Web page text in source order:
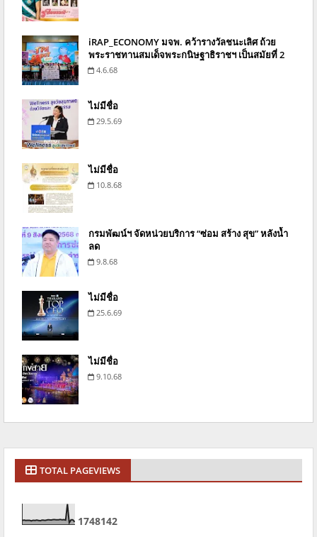
iRAP_ECONOMY มจพ. คว้ารางวัลชนะเลิศ ถ้วย
พระราชทานสมเด็จพระกนิษฐาธิราชฯ เป็นสมัยที่ 2
4.6.68
ไม่มีชื่อ
29.5.69
ไม่มีชื่อ
10.8.68
กรมพัฒน์ฯ จัดหน่วยบริการ “ซ่อม สร้าง สุข” หลังน้ำ
ลด
9.8.68
ไม่มีชื่อ
25.6.69
ไม่มีชื่อ
9.10.68
TOTAL PAGEVIEWS
1748142